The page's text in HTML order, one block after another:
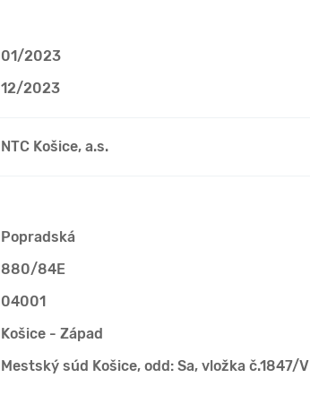
01/2023
12/2023
NTC Košice, a.s.
Popradská
880/84E
04001
Košice - Západ
Mestský súd Košice, odd: Sa, vložka č.1847/V